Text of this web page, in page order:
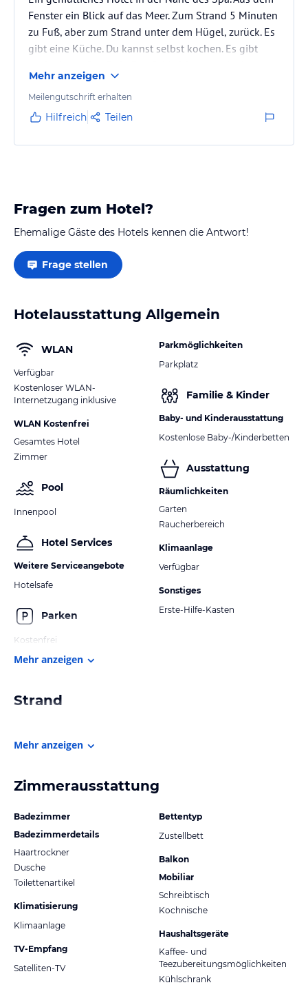
Fenster ein Blick auf das Meer. Zum Strand 5 Minuten
zu Fuß, aber zum Strand unter dem Hügel, zurück. Es
gibt eine Küche. Du kannst selbst kochen. Es gibt
großen Bett ist durch einen Flur von der Küche
getrennt, es gibt keine Tür. Ein gutes Badezimmer.
Wurden jeden Tag im Zimmer gereinigt.
Mehr anzeigen
Meilengutschrift erhalten
Hilfreich Teilen
Fragen zum Hotel?
Ehemalige Gäste des Hotels kennen die Antwort!
Frage stellen
Hotelausstattung Allgemein
WLAN
Verfügbar
Kostenloser WLAN-
Internetzugang inklusive
WLAN Kostenfrei
Gesamtes Hotel
Zimmer
Pool
Innenpool
Hotel Services
Weitere Serviceangebote
Hotelsafe
Parken
Kostenfrei
Parkmöglichkeiten
Parkplatz
Familie & Kinder
Baby- und Kinderausstattung
Kostenlose Baby-/Kinderbetten
Ausstattung
Räumlichkeiten
Garten
Raucherbereich
Klimaanlage
Verfügbar
Sonstiges
Erste-Hilfe-Kasten
Mehr anzeigen
Strand
Mehr anzeigen
Zimmerausstattung
Badezimmer
Badezimmerdetails
Haartrockner
Dusche
Toilettenartikel
Klimatisierung
Klimaanlage
TV-Empfang
Satelliten-TV
Bettentyp
Zustellbett
Balkon
Mobiliar
Schreibtisch
Kochnische
Haushaltsgeräte
Kaffee- und
Teezubereitungsmöglichkeiten
Kühlschrank